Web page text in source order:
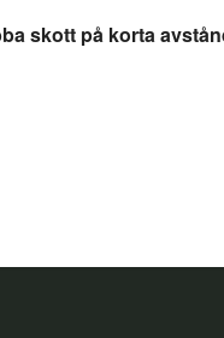
skott på korta